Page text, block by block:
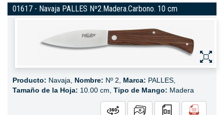
01617 - Navaja PALLES Nº2.Madera.Carbono. 10 cm
Producto: Navaja, Nombre: Nº 2, Marca: PALLES,
Tamaño de la Hoja: 10.00 cm, Tipo de Mango: Madera